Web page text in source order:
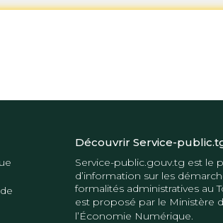
Découvrir Service-
Service-public.gouv.tg est le
d’information sur les
formalités administratives au
est proposé par le Ministère
l’Économie Numérique.